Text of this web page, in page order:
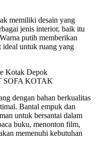
memiliki desain yang
jenis interior, baik itu
putih memberikan
ideal untuk ruang yang
SOFA KOTAK
dengan bahan berkualitas
Bantal empuk dan
untuk bersantai dalam
buku, menonton film,
memenuhi kebutuhan